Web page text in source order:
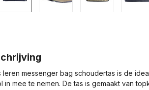
messenger bag schoudertas is de
in mee te nemen. De tas is gemaakt van